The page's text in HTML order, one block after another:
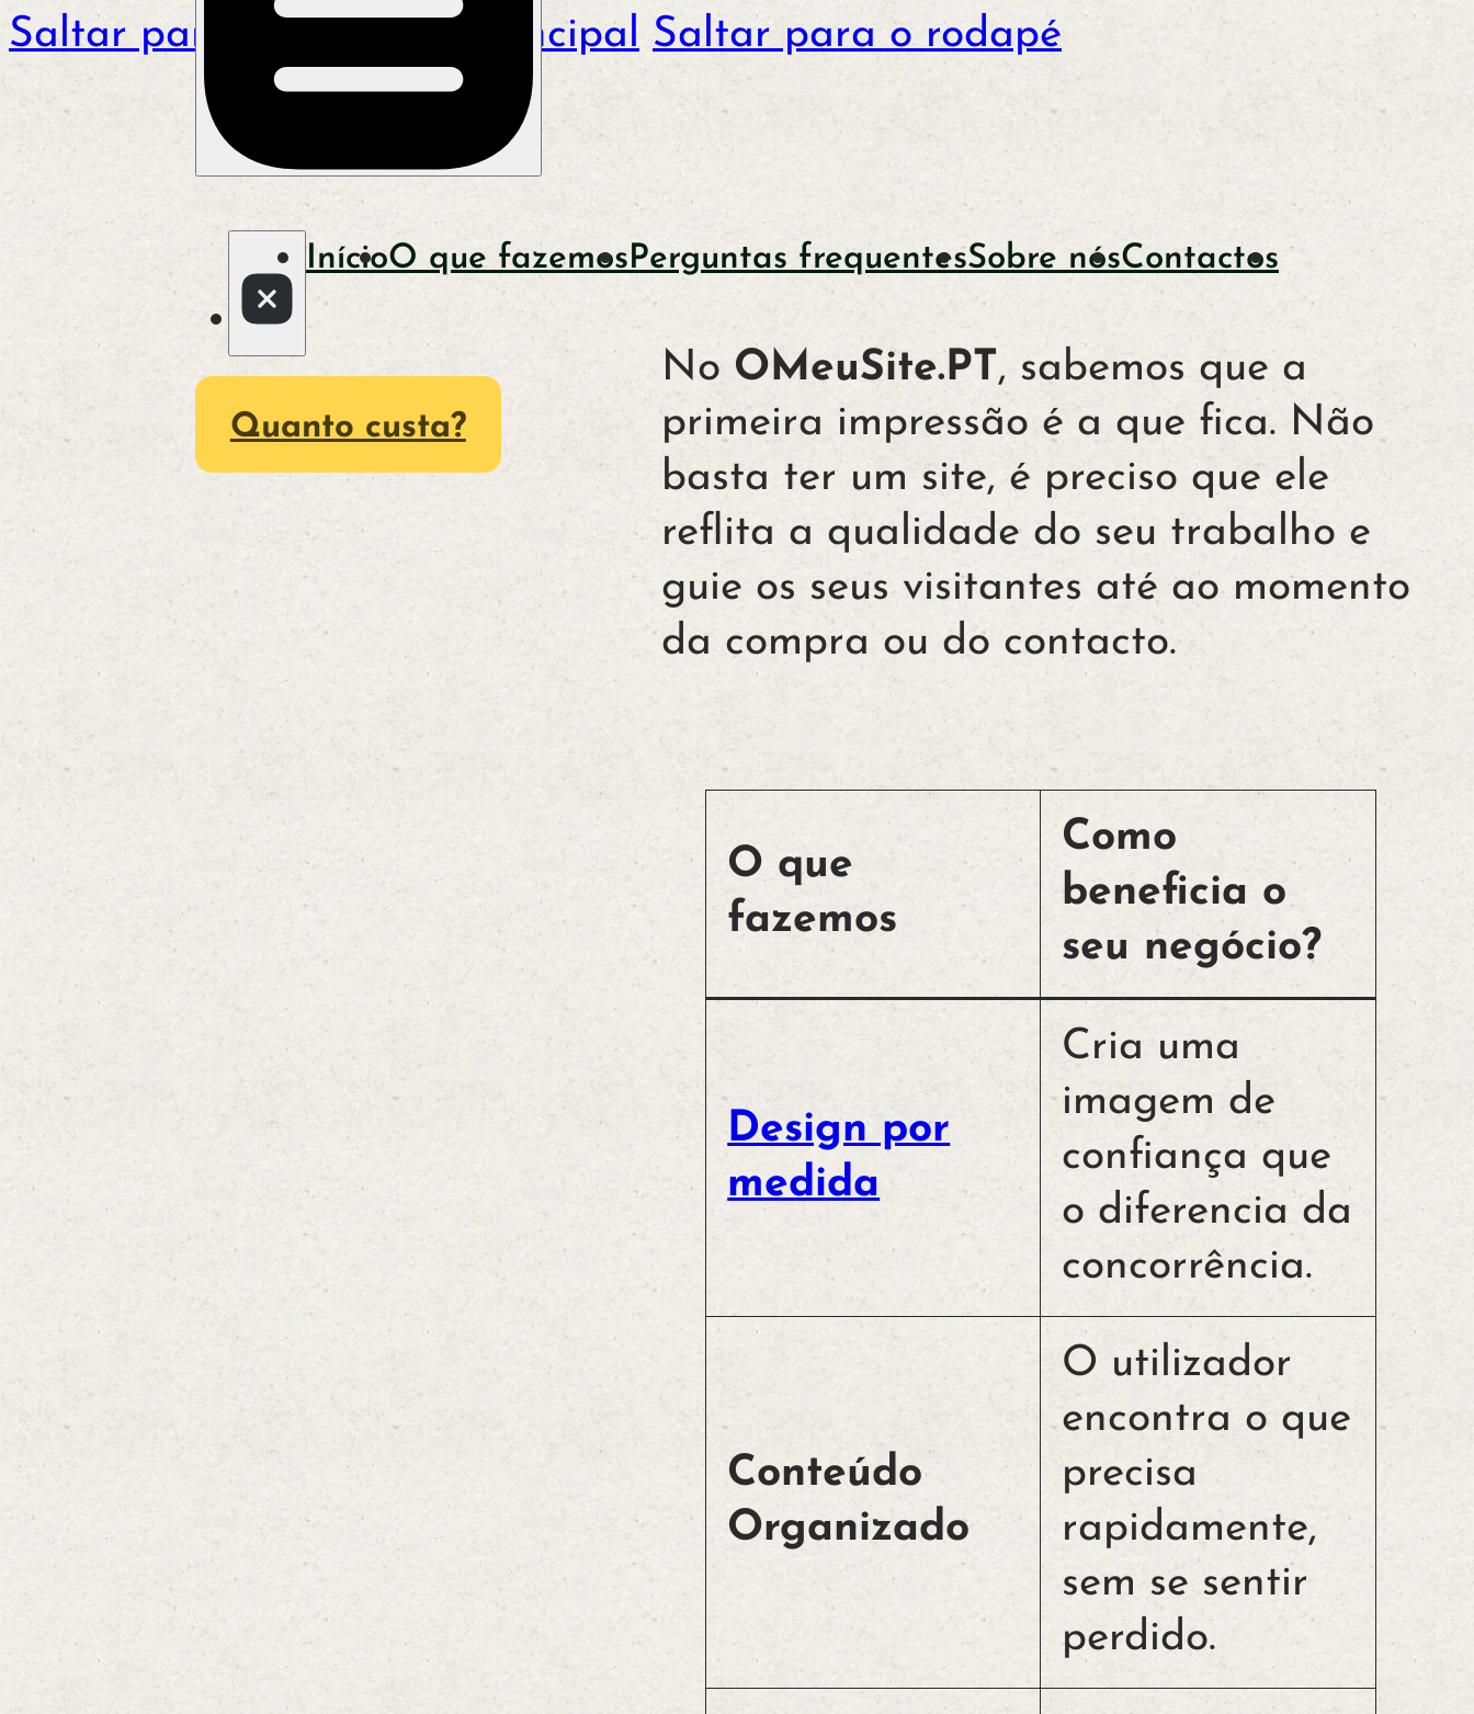
Saltar para o conteúdo principal Saltar para o rodapé
InícioO que fazemosPerguntas frequentesSobre nósContactos
Quanto custa?
No OMeuSite.PT , sabemos que a
primeira impressão é a que fica. Não
basta ter um site, é preciso que ele
reflita a qualidade do seu trabalho e
guie os seus visitantes até ao momento
da compra ou do contacto.
O que
fazemos
Como
beneficia o
seu negócio?
Design por
medida
Cria uma
imagem de
confiança que
o diferencia da
concorrência.
Conteúdo
Organizado
O utilizador
encontra o que
precisa
rapidamente,
sem se sentir
perdido.